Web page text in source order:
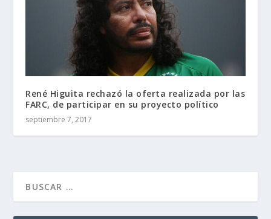
René Higuita rechazó la oferta realizada por las
FARC, de participar en su proyecto político
septiembre 7, 2017